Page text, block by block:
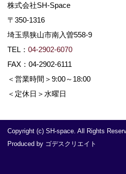
株式会社SH-Space
〒350-1316
埼玉県狭山市南入曽558-9
TEL： 04-2902-6070
FAX：04-2902-6111
＜営業時間＞9:00～18:00
＜定休日＞水曜日
Copyright (c) SH-space. All Rights
Produced by ゴデスクリエイト